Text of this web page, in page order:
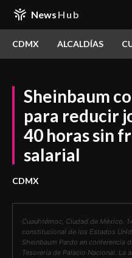
News Hub
CDMX ALCALDÍAS
Sheinbaum
para reducir
40 horas sin
salarial
CDMX
Cuauhtémoc, Ciudad de México.
constitucional de los Estados
Sheinbaum Pardo en conferencia
Tesorería de Palacio Nacional. La